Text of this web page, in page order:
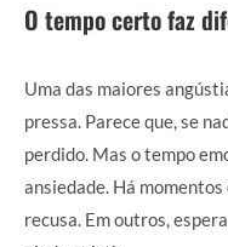
O tempo certo faz
Uma das maiores
pressa. Parece que, se
perdido. Mas o tempo
ansiedade. Há
recusa. Em outros,